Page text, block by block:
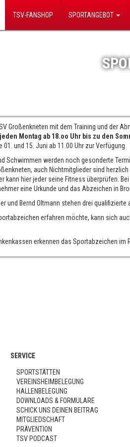
TSV-FANSHOP SPORTANGEBOT
Großenkneten mit dem Training und der
jeden Montag ab 18.oo Uhr bis zu den
und 15. Juni ab 11.00 Uhr zur Verfügung.
Schwimmen werden noch gesonderte
auch Nichtmitglieder sind
kann hier jeder seine Fitness überprüfen.
eine Urkunde und das Abzeichen in
und Bernd Oltmann stehen drei qualifizierte
erfahren möchte, kann sich
erkennen das Sportabzeichen im
SERVICE
SPORTSTÄTTEN
VEREINSHEIMBELEGUNG
HALLENBELEGUNG
DOWNLOADS & FORMULARE
SCHICK UNS DEINEN BEITRAG
MITGLIEDSCHAFT
PRÄVENTION
TSV PODCAST